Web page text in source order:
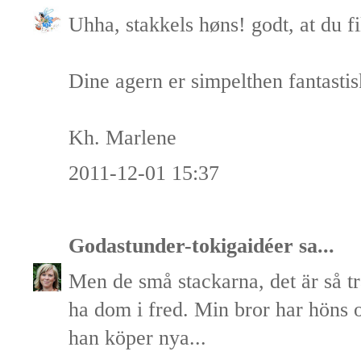
Uhha, stakkels høns! godt, at du
Dine agern er simpelthen
Kh. Marlene
2011-12-01 15:37
Godastunder-tokigaidéer sa...
Men de små stackarna, det är så
ha dom i fred. Min bror har höns
han köper nya...